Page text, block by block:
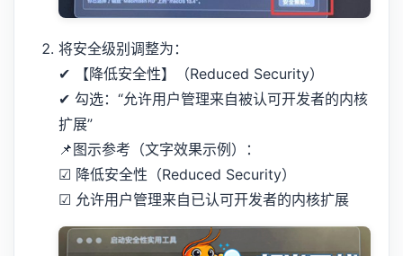
将安全级别调整为：
✔ 【降低安全性】（Reduced Security）
✔ 勾选：“允许用户管理来自被认可开发者的内核
扩展”
📌图示参考（文字效果示例）：
☑ 降低安全性（Reduced Security）
☑ 允许用户管理来自已认可开发者的内核扩展